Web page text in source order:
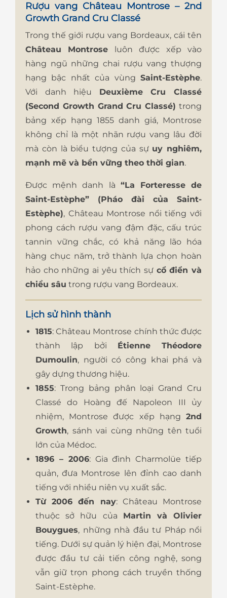
Rượu vang Château Montrose – 2nd
Growth Grand Cru Classé
Trong thế giới rượu vang Bordeaux, cái tên
Château Montrose luôn được xếp vào
hàng ngũ những chai rượu vang thượng
hạng bậc nhất của vùng Saint-Estèphe.
Với danh hiệu Deuxième Cru Classé
(Second Growth Grand Cru Classé) trong
bảng xếp hạng 1855 danh giá, Montrose
không chỉ là một nhãn rượu vang lâu đời
mà còn là biểu tượng của sự uy nghiêm,
mạnh mẽ và bền vững theo thời gian.
Được mệnh danh là “La Forteresse de
Saint-Estèphe” (Pháo đài của Saint-
Estèphe), Château Montrose nổi tiếng với
phong cách rượu vang đậm đặc, cấu trúc
tannin vững chắc, có khả năng lão hóa
hàng chục năm, trở thành lựa chọn hoàn
hảo cho những ai yêu thích sự cổ điển và
chiều sâu trong rượu vang Bordeaux.
Lịch sử hình thành
1815: Château Montrose chính thức được
thành lập bởi Étienne Théodore
Dumoulin, người có công khai phá và
gây dựng thương hiệu.
1855: Trong bảng phân loại Grand Cru
Classé do Hoàng đế Napoleon III ủy
nhiệm, Montrose được xếp hạng 2nd
Growth, sánh vai cùng những tên tuổi
lớn của Médoc.
1896 – 2006: Gia đình Charmolüe tiếp
quản, đưa Montrose lên đỉnh cao danh
tiếng với nhiều niên vụ xuất sắc.
Từ 2006 đến nay: Château Montrose
thuộc sở hữu của Martin và Olivier
Bouygues, những nhà đầu tư Pháp nổi
tiếng. Dưới sự quản lý hiện đại, Montrose
được đầu tư cải tiến công nghệ, song
vẫn giữ trọn phong cách truyền thống
Saint-Estèphe.